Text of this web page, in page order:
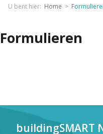
U bent hier: Home
Formulieren
buildingSMART